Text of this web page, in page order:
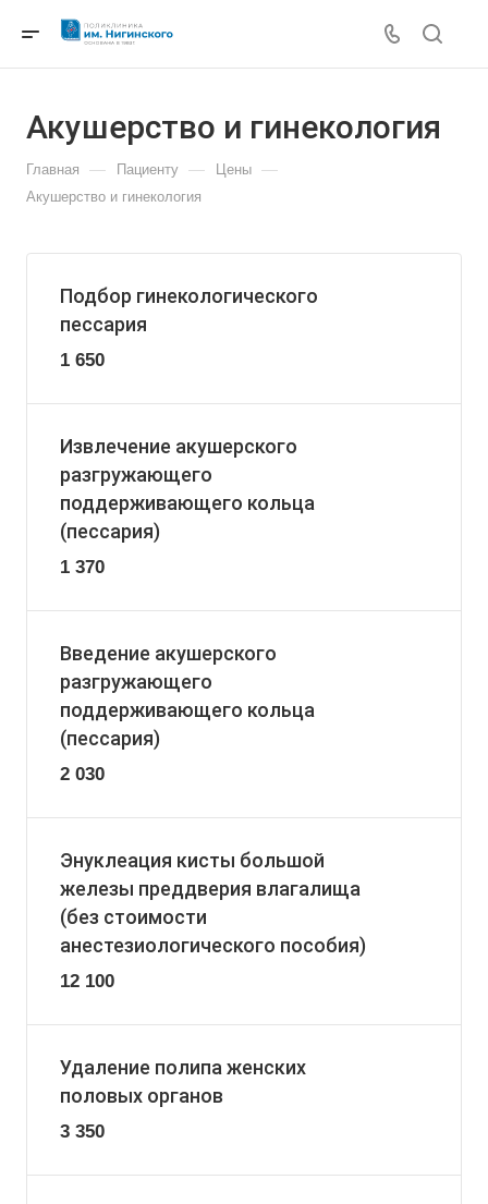
Акушерство и гинекология
Главная — Пациенту — Цены —
Акушерство и гинекология
Подбор гинекологического
пессария
1 650
Извлечение акушерского
разгружающего
поддерживающего кольца
(пессария)
1 370
Введение акушерского
разгружающего
поддерживающего кольца
(пессария)
2 030
Энуклеация кисты большой
железы преддверия влагалища
(без стоимости
анестезиологического пособия)
12 100
Удаление полипа женских
половых органов
3 350